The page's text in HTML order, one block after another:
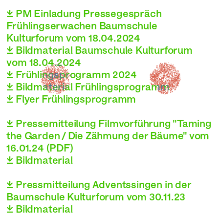
 PM Einladung Pressegespräch
Frühlingserwachen Baumschule
Kulturforum vom 18.04.2024
 Bildmaterial Baumschule Kulturforum
vom 18.04.2024
 Frühlingsprogramm 2024
 Bildmaterial Frühlingsprogramm
 Flyer Frühlingsprogramm
 Pressemitteilung Filmvorführung "Taming
the Garden / Die Zähmung der Bäume" vom
16.01.24 (PDF)
 Bildmaterial
 Pressmitteilung Adventssingen in der
Baumschule Kulturforum vom 30.11.23
 Bildmaterial